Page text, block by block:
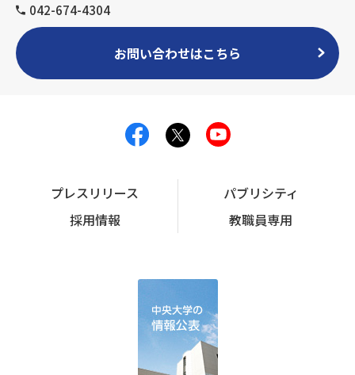
042-674-4304
お問い合わせはこちら
プレスリリース
パブリシティ
採用情報
教職員専用